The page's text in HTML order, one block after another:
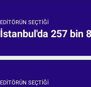
EDITÖRÜN SEÇTIĞI
İstanbul'da 257 bin
EDITÖRÜN SEÇTIĞI